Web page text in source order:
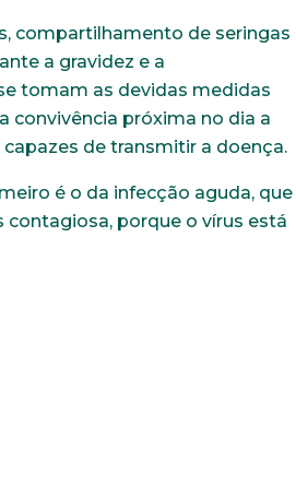
compartilhamento de seringas
a gravidez e a
tomam as devidas medidas
convivência próxima no dia a
de transmitir a doença.
é o da infecção aguda, que
contagiosa, porque o vírus está